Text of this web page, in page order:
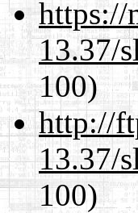
https://
13.37/
100)
http://
13.37/
100)